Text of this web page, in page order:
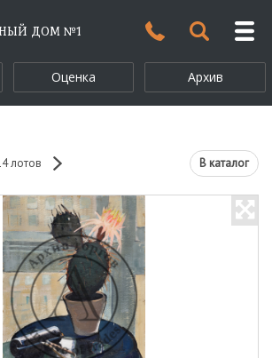
ДОМ №1
Оценка Архив
лотов В каталог